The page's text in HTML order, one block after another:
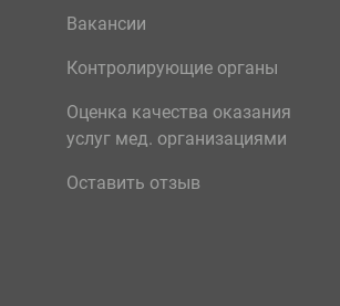
Вакансии
Контролирующие органы
Оценка качества оказания
услуг мед. организациями
Оставить отзыв